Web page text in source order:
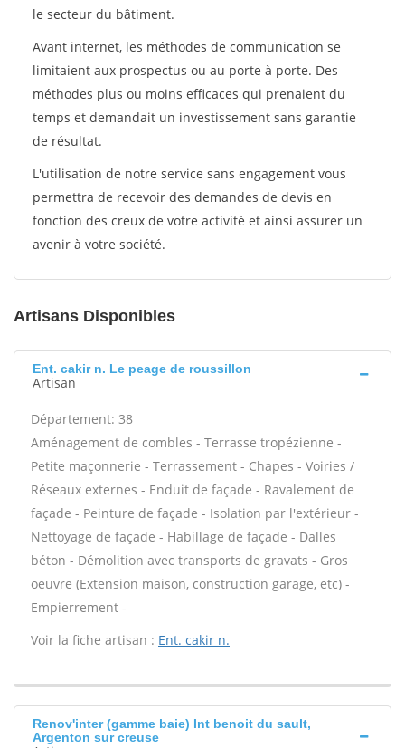
le secteur du bâtiment.
Avant internet, les méthodes de communication se
limitaient aux prospectus ou au porte à porte. Des
méthodes plus ou moins efficaces qui prenaient du
temps et demandait un investissement sans garantie
de résultat.
L'utilisation de notre service sans engagement vous
permettra de recevoir des demandes de devis en
fonction des creux de votre activité et ainsi assurer un
avenir à votre société.
Artisans Disponibles
Ent. cakir n. Le peage de roussillon
Artisan
Département: 38
Aménagement de combles - Terrasse tropézienne -
Petite maçonnerie - Terrassement - Chapes - Voiries /
Réseaux externes - Enduit de façade - Ravalement de
façade - Peinture de façade - Isolation par l'extérieur -
Nettoyage de façade - Habillage de façade - Dalles
béton - Démolition avec transports de gravats - Gros
oeuvre (Extension maison, construction garage, etc) -
Empierrement -
Voir la fiche artisan : Ent. cakir n.
Renov'inter (gamme baie) Int benoit du sault,
Argenton sur creuse